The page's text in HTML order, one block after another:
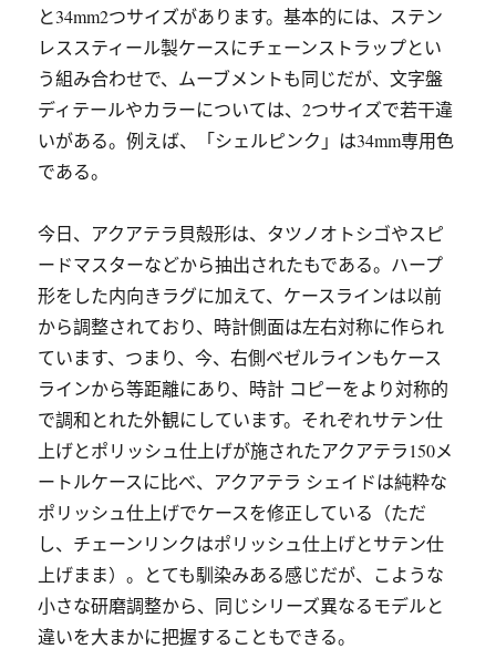
と34mm2つサイズがあります。基本的には、ステン
レススティール製ケースにチェーンストラップとい
う組み合わせで、ムーブメントも同じだが、文字盤
ディテールやカラーについては、2つサイズで若干違
いがある。例えば、「シェルピンク」は34mm専用色
である。
今日、アクアテラ貝殻形は、タツノオトシゴやスピ
ードマスターなどから抽出されたもである。ハープ
形をした内向きラグに加えて、ケースラインは以前
から調整されており、時計側面は左右対称に作られ
ています、つまり、今、右側ベゼルラインもケース
ラインから等距離にあり、時計 コピーをより対称的
で調和とれた外観にしています。それぞれサテン仕
上げとポリッシュ仕上げが施されたアクアテラ150メ
ートルケースに比べ、アクアテラ シェイドは純粋な
ポリッシュ仕上げでケースを修正している（ただ
し、チェーンリンクはポリッシュ仕上げとサテン仕
上げまま）。とても馴染みある感じだが、こような
小さな研磨調整から、同じシリーズ異なるモデルと
違いを大まかに把握することもできる。